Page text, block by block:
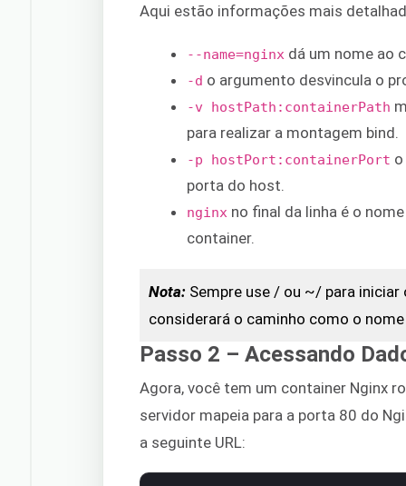
Aqui estão informações mais
--name=nginx dá um nome ao
-d o argumento desvincula o
-v hostPath:containerPath
para realizar a montagem bind.
-p hostPort:containerPort
porta do host.
nginx no final da linha é o
container.
Nota: Sempre use / ou ~/ para
considerará o caminho como o
Passo 2 – Acessando
Agora, você tem um container Nginx
servidor mapeia para a porta 80 do
a seguinte URL: